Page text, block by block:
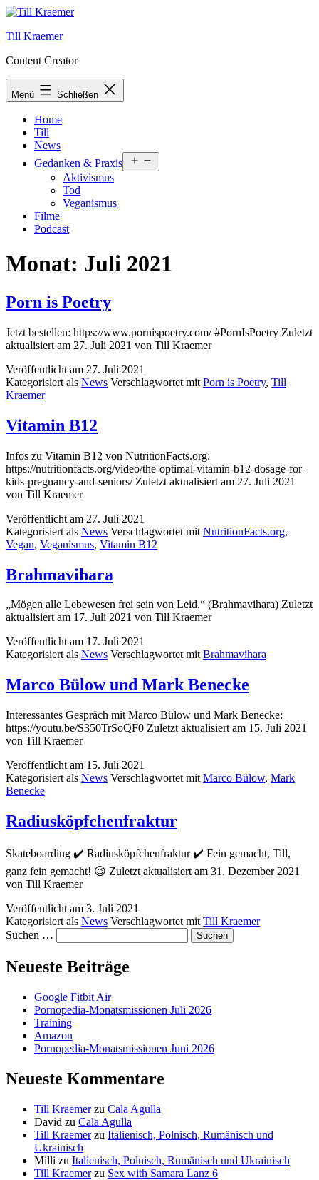
Zum
springen
Till Kraemer
Content Creator
Menü Schließen
Home
Till
News
Gedanken & Praxis
öffnen
Aktivismus
Tod
Veganismus
Filme
Podcast
Monat: Juli 2021
Porn is Poetry
Jetzt bestellen: https://www.pornispoetry.com/ #PornIsPoetry Zuletzt
aktualisiert am 27. Juli 2021 von Till Kraemer
Veröffentlicht am 27. Juli 2021
Kategorisiert als News Verschlagwortet mit Porn is Poetry, Till
Kraemer
Vitamin B12
Infos zu Vitamin B12 von NutritionFacts.org:
https://nutritionfacts.org/video/the-optimal-vitamin-b12-dosage-for-
kids-pregnancy-and-seniors/ Zuletzt aktualisiert am 27. Juli 2021
von Till Kraemer
Veröffentlicht am 27. Juli 2021
Kategorisiert als News Verschlagwortet mit NutritionFacts.org,
Vegan, Veganismus, Vitamin B12
Brahmavihara
„Mögen alle Lebewesen frei sein von Leid.“ (Brahmavihara) Zuletzt
aktualisiert am 17. Juli 2021 von Till Kraemer
Veröffentlicht am 17. Juli 2021
Kategorisiert als News Verschlagwortet mitBrahmavihara
Marco Bülow und Mark Benecke
Interessantes Gespräch mit Marco Bülow und Mark Benecke:
https://youtu.be/S350TrSoQF0 Zuletzt aktualisiert am 15. Juli 2021
von Till Kraemer
Veröffentlicht am 15. Juli 2021
Kategorisiert als News Verschlagwortet mit Marco Bülow, Mark
Benecke
Radiusköpfchenfraktur
Skateboarding ✔️ Radiusköpfchenfraktur ✔️ Fein gemacht, Till,
ganz fein gemacht! 😉 Zuletzt aktualisiert am 31. Dezember 2021
von Till Kraemer
Veröffentlicht am 3. Juli 2021
Kategorisiert als News Verschlagwortet mit Till Kraemer
Suchen …
Neueste Beiträge
Google Fitbit Air
Pornopedia-Monatsmissionen Juli 2026
Training
Amazon
Pornopedia-Monatsmissionen Juni 2026
Neueste Kommentare
Till Kraemerzu Cala Agulla
David zu Cala Agulla
Till Kraemerzu Italienisch, Polnisch, Rumänisch und
Ukrainisch
Milli zu Italienisch, Polnisch, Rumänisch und Ukrainisch
Till Kraemerzu Sex with Samara Lanz 6